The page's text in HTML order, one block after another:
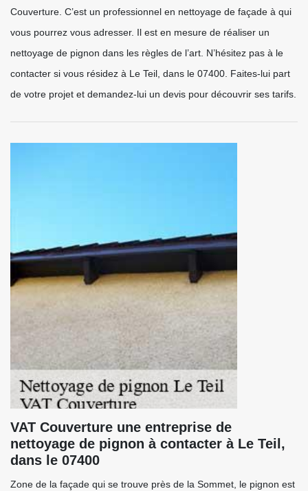
Couverture. C’est un professionnel en nettoyage de façade à qui
vous pourrez vous adresser. Il est en mesure de réaliser un
nettoyage de pignon dans les règles de l’art. N’hésitez pas à le
contacter si vous résidez à Le Teil, dans le 07400. Faites-lui part
de votre projet et demandez-lui un devis pour découvrir ses tarifs.
VAT Couverture une entreprise de
nettoyage de pignon à contacter à Le Teil,
dans le 07400
Zone de la façade qui se trouve près de la Sommet, le pignon est